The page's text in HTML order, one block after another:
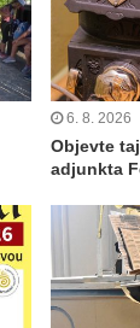
6. 8. 2026
Objevte
adjunkta